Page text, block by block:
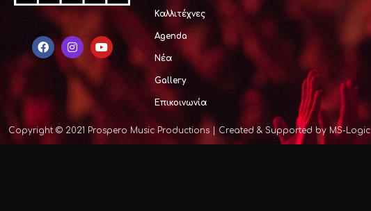
Καλλιτέχνες
Agenda
Νέα
Gallery
Επικοινωνία
Copyright © 2021 Prospero Music Productions | Created & Supported by MS-Logic